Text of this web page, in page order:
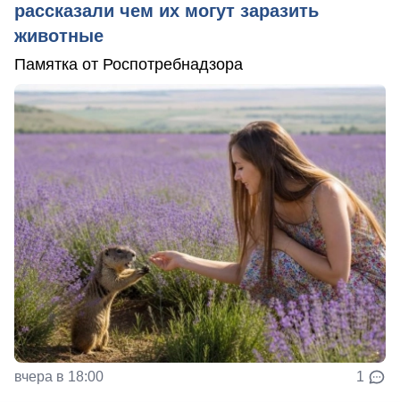
рассказали чем их могут заразить
животные
Памятка от Роспотребнадзора
вчера в 18:00 1